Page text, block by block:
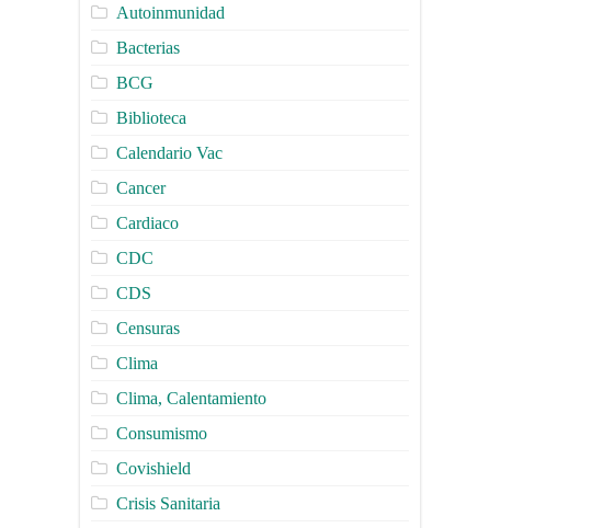
Autoinmunidad
Bacterias
BCG
Biblioteca
Calendario Vac
Cancer
Cardiaco
CDC
CDS
Censuras
Clima
Clima, Calentamiento
Consumismo
Covishield
Crisis Sanitaria